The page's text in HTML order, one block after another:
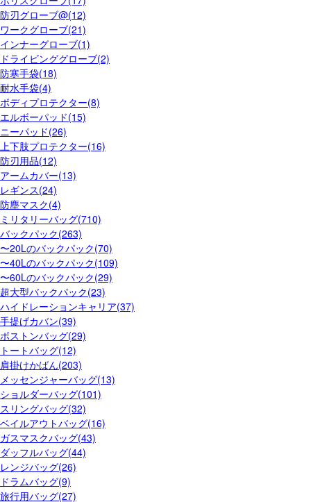
防刃グローブ@(12)
ワークグローブ(21)
インナーグローブ(1)
ドライビンググローブ(2)
防寒手袋(18)
耐水手袋(4)
ボディプロテクター(8)
エルボーパッド(15)
ニーパッド(26)
上下肢プロテクター(16)
防刃用品(12)
アームカバー(13)
レギンス(24)
防塵マスク(4)
ミリタリーバッグ(710)
バックパック(263)
〜20Lのバックパック(70)
〜40Lのバックパック(109)
〜60Lのバックパック(29)
超大型バックパック(23)
ハイドレーションキャリア(37)
手提げカバン(39)
ボストンバッグ(29)
トートバッグ(12)
肩掛けかばん(203)
メッセンジャーバッグ(13)
ショルダーバッグ(101)
スリングバッグ(32)
ベイルアウトバッグ(16)
ガスマスクバッグ(43)
ダッフルバッグ(44)
レンジバッグ(26)
ドラムバッグ(9)
旅行用バッグ(27)